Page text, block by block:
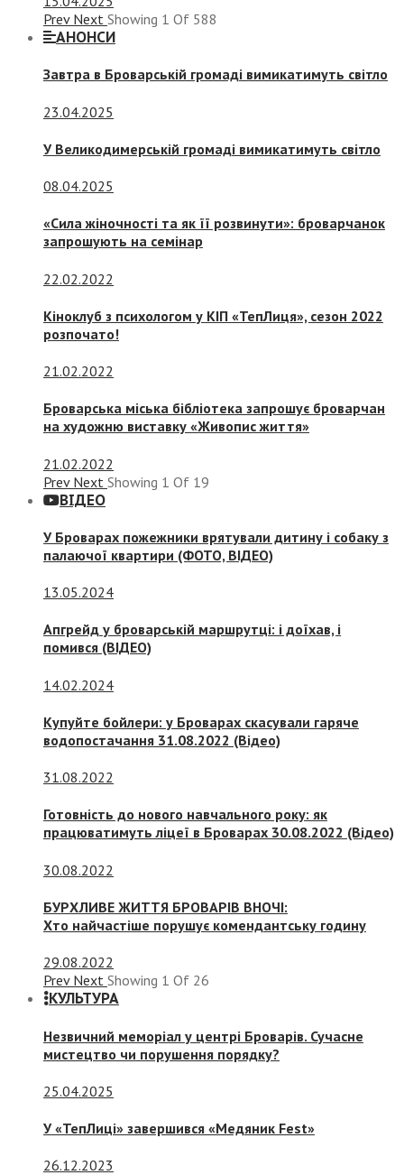
Prev Next Showing 1 Of 588
АНОНСИ
Завтра в Броварській громаді вимикатимуть світло
23.04.2025
У Великодимерській громаді вимикатимуть світло
08.04.2025
«Сила жіночності та як її розвинути»: броварчанок
запрошують на семінар
22.02.2022
Кіноклуб з психологом у КІП «ТепЛиця», сезон 2022
розпочато!
21.02.2022
Броварська міська бібліотека запрошує броварчан
на художню виставку «Живопис життя»
21.02.2022
Prev Next Showing 1 Of 19
ВІДЕО
У Броварах пожежники врятували дитину і собаку з
палаючої квартири (ФОТО, ВІДЕО)
13.05.2024
Апгрейд у броварській маршрутці: і доїхав, і
помився (ВІДЕО)
14.02.2024
Купуйте бойлери: у Броварах скасували гаряче
водопостачання 31.08.2022 (Відео)
31.08.2022
Готовність до нового навчального року: як
працюватимуть ліцеї в Броварах 30.08.2022 (Відео)
30.08.2022
БУРХЛИВЕ ЖИТТЯ БРОВАРІВ ВНОЧІ:
Хто найчастіше порушує комендантську годину
29.08.2022
Prev Next Showing 1 Of 26
КУЛЬТУРА
Незвичний меморіал у центрі Броварів. Сучасне
мистецтво чи порушення порядку?
25.04.2025
У «ТепЛиці» завершився «Медяник Fest»
26.12.2023